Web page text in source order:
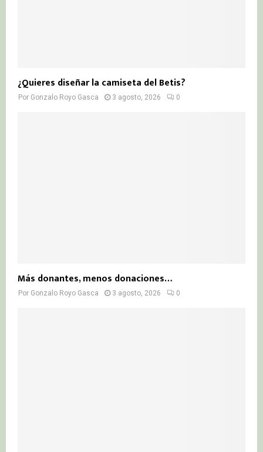
¿Quieres diseñar la camiseta del Betis?
Por Gonzalo Royo Gasca 3 agosto, 2026 0
Más donantes, menos donaciones…
Por Gonzalo Royo Gasca 3 agosto, 2026 0